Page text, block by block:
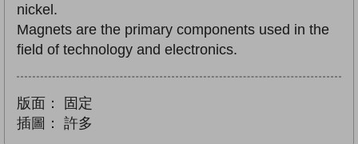
nickel.
Magnets are the primary components used in the
field of technology and electronics.
版面：
固定
插圖：
許多